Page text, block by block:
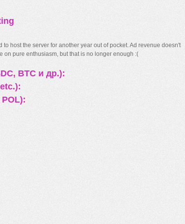
host the server for another year out of pocket. Ad revenue doesn't
on pure enthusiasm, but that is no longer enough :(
BTC и др.):
POL):